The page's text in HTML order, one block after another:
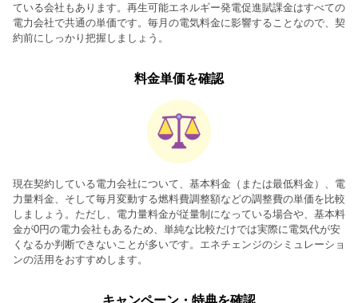
ている会社もあります。再生可能エネルギー発電促進賦課金はすべての
電力会社で共通の単価です。毎月の電気料金に影響することなので、契
約前にしっかり把握しましょう。
料金単価を確認
現在契約している電力会社について、基本料金（または最低料金）、電
力量料金、そして毎月変動する燃料費調整額などの調整費の単価を比較
しましょう。ただし、電力量料金が従量制になっている場合や、基本料
金が0円の電力会社もあるため、単純な比較だけでは実際に電気代が安
くなるか判断できないことが多いです。エネチェンジのシミュレーショ
ンの活用をおすすめします。
キャンペーン・特典を確認